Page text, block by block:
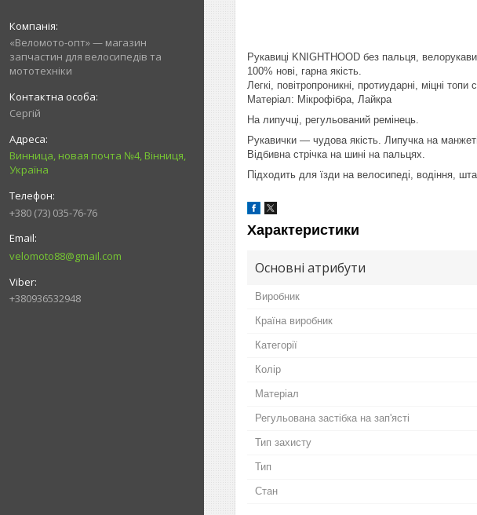
«Веломото-опт» — магазин
запчастин для велосипедів та
мототехніки
Сергій
Винница, новая почта №4, Вінниця,
Україна
+380 (73) 035-76-76
velomoto88@gmail.com
+380936532948
Рукавиці KNIGHTHOOD без пальця,
100% нові, гарна якість.
Легкі, повітропроникні, протиударні, міцні топи
Матеріал: Мікрофібра, Лайкра
На липучці, регульований ремінець.
Рукавички — чудова якість. Липучка на
Відбивна стрічка на шині на пальцях.
Підходить для їзди на велосипеді, водіння,
Характеристики
Основні атрибути
Виробник
Країна виробник
Категорії
Колір
Матеріал
Регульована застібка на зап'ясті
Тип захисту
Тип
Стан